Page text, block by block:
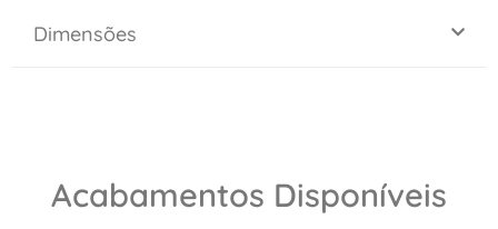
Dimensões
Acabamentos Disponíveis